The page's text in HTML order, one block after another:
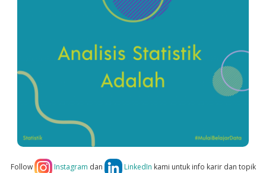
Follow Instagram dan LinkedIn kami untuk info karir dan topik